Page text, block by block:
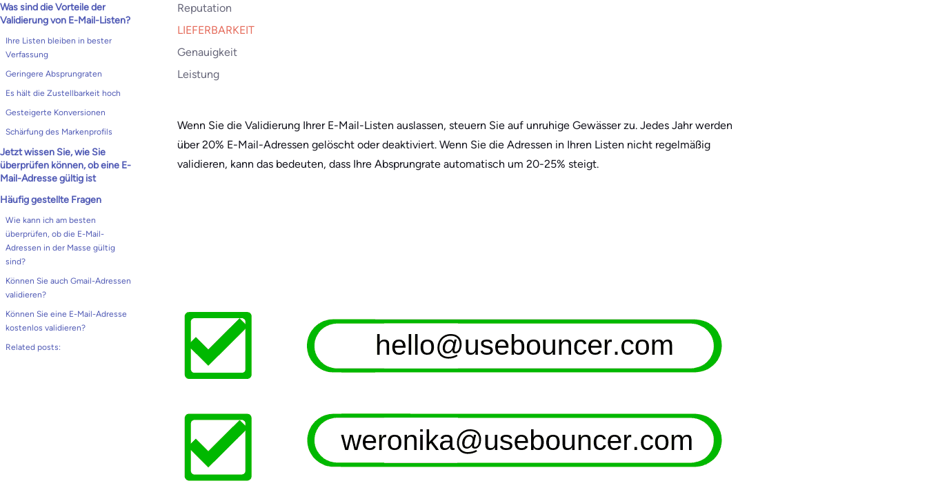
Was sind die Vorteile der
Validierung von E-Mail-Listen?
Ihre Listen bleiben in bester
Verfassung
Geringere Absprungraten
Es hält die Zustellbarkeit hoch
Gesteigerte Konversionen
Schärfung des Markenprofils
Jetzt wissen Sie, wie Sie
überprüfen können, ob eine E-
Mail-Adresse gültig ist
Häufig gestellte Fragen
Wie kann ich am besten
überprüfen, ob die E-Mail-
Adressen in der Masse gültig
sind?
Können Sie auch Gmail-Adressen
validieren?
Können Sie eine E-Mail-Adresse
kostenlos validieren?
Related posts:
Reputation
LIEFERBARKEIT
Genauigkeit
Leistung
Wenn Sie die Validierung Ihrer E-Mail-Listen auslassen, steuern Sie auf unruhige Gewässer zu. Jedes Jahr werden
über 20% E-Mail-Adressen gelöscht oder deaktiviert. Wenn Sie die Adressen in Ihren Listen nicht regelmäßig
validieren, kann das bedeuten, dass Ihre Absprungrate automatisch um 20-25% steigt.